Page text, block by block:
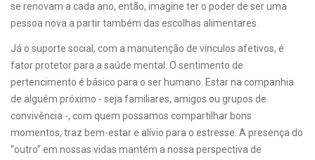
se renovam a cada ano, então, imagine ter o poder de ser uma
pessoa nova a partir também das escolhas alimentares.
Já o suporte social, com a manutenção de vínculos afetivos, é
fator protetor para a saúde mental. O sentimento de
pertencimento é básico para o ser humano. Estar na companhia
de alguém próximo - seja familiares, amigos ou grupos de
convivência -, com quem possamos compartilhar bons
momentos, traz bem-estar e alívio para o estresse. A presença do
“outro” em nossas vidas mantém a nossa perspectiva de